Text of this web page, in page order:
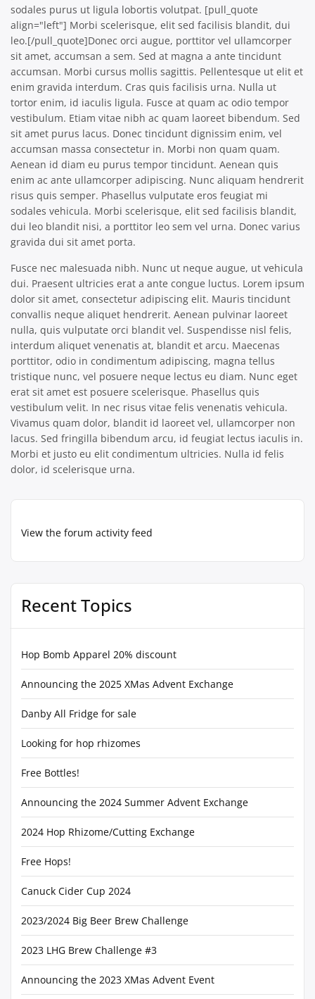
View the forum activity feed
Recent Topics
Hop Bomb Apparel 20% discount
Announcing the 2025 XMas Advent Exchange
Danby All Fridge for sale
Looking for hop rhizomes
Free Bottles!
Announcing the 2024 Summer Advent Exchange
2024 Hop Rhizome/Cutting Exchange
Free Hops!
Canuck Cider Cup 2024
2023/2024 Big Beer Brew Challenge
2023 LHG Brew Challenge #3
Announcing the 2023 XMas Advent Event
sodales purus ut ligula lobortis volutpat. [pull_quote
align="left"] Morbi scelerisque, elit sed facilisis blandit, dui
leo.[/pull_quote]Donec orci augue, porttitor vel ullamcorper
sit amet, accumsan a sem. Sed at magna a ante tincidunt
accumsan. Morbi cursus mollis sagittis. Pellentesque ut elit et
enim gravida interdum. Cras quis facilisis urna. Nulla ut
tortor enim, id iaculis ligula. Fusce at quam ac odio tempor
vestibulum. Etiam vitae nibh ac quam laoreet bibendum. Sed
sit amet purus lacus. Donec tincidunt dignissim enim, vel
accumsan massa consectetur in. Morbi non quam quam.
Aenean id diam eu purus tempor tincidunt. Aenean quis
enim ac ante ullamcorper adipiscing. Nunc aliquam hendrerit
risus quis semper. Phasellus vulputate eros feugiat mi
sodales vehicula. Morbi scelerisque, elit sed facilisis blandit,
dui leo blandit nisi, a porttitor leo sem vel urna. Donec varius
gravida dui sit amet porta.
Fusce nec malesuada nibh. Nunc ut neque augue, ut vehicula
dui. Praesent ultricies erat a ante congue luctus. Lorem ipsum
dolor sit amet, consectetur adipiscing elit. Mauris tincidunt
convallis neque aliquet hendrerit. Aenean pulvinar laoreet
nulla, quis vulputate orci blandit vel. Suspendisse nisl felis,
interdum aliquet venenatis at, blandit et arcu. Maecenas
porttitor, odio in condimentum adipiscing, magna tellus
tristique nunc, vel posuere neque lectus eu diam. Nunc eget
erat sit amet est posuere scelerisque. Phasellus quis
vestibulum velit. In nec risus vitae felis venenatis vehicula.
Vivamus quam dolor, blandit id laoreet vel, ullamcorper non
lacus. Sed fringilla bibendum arcu, id feugiat lectus iaculis in.
Morbi et justo eu elit condimentum ultricies. Nulla id felis
dolor, id scelerisque urna.